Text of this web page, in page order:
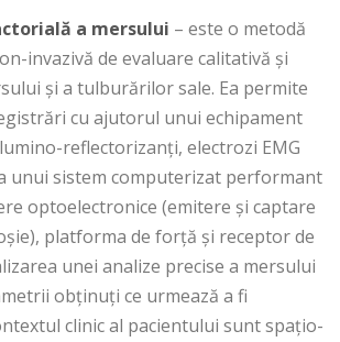
a mersului – este o metodă
invazivă de evaluare calitativă și
și a tulburărilor sale. Ea permite
cu ajutorul unui echipament
reflectorizanți, electrozi EMG
unui sistem computerizat performant
optoelectronice (emitere și captare
platforma de forță și receptor de
unei analize precise a mersului
obținuți ce urmează a fi
clinic al pacientului sunt spațio-